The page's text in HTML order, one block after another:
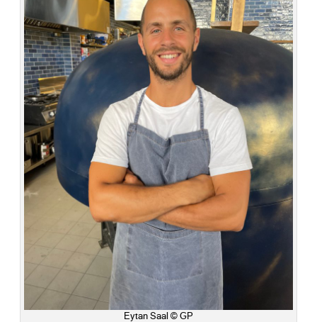
Eytan Saal © GP